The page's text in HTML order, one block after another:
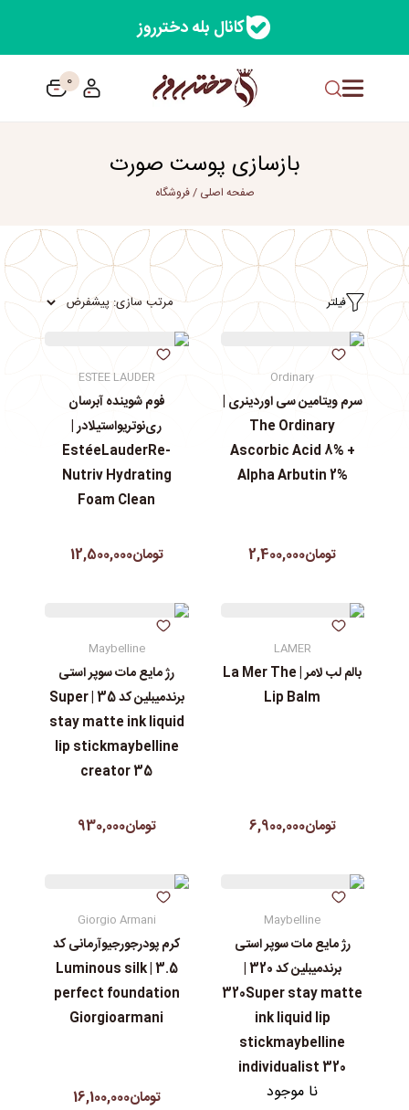
کانال بله دخترروز
0
بازسازی پوست صورت
صفحه اصلی /فروشگاه
فیلتر
Ordinary
سرم ویتامین سی اوردینری |
The Ordinary
Ascorbic Acid 8% +
Alpha Arbutin 2%
تومان2,400,000
ESTEE LAUDER
فوم شوینده آبرسان
ری‌نوتریواستیلادر |
EstéeLauderRe-
Nutriv Hydrating
Foam Clean
تومان12,500,000
LAMER
بالم لب لامر | La Mer The
Lip Balm
تومان6,900,000
Maybelline
رژ مایع مات سوپر استی‌
برندمیبلین کد 35 | Super
stay matte ink liquid
lip stickmaybelline
creator 35
تومان930,000
Maybelline
رژ مایع مات سوپر استی‌
برندمیبلین کد 320 |
320Super stay matte
ink liquid lip
stickmaybelline
individualist 320
نا موجود
Giorgio Armani
کرم پودرجورجیوآرمانی کد
3.5 | Luminous silk
perfect foundation
Giorgioarmani
تومان16,100,000